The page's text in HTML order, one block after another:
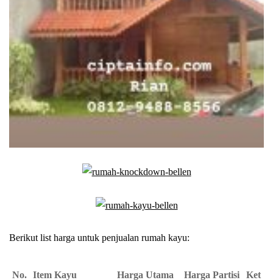
Berikut list harga untuk penjualan rumah kayu:
No. Item Kayu Harga Utama Harga Partisi Ket